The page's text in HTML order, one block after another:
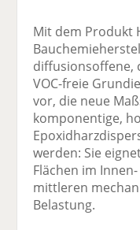
Mit dem Produkt
diffusionsoffene,
VOC-freie
vor, die neue
komponentige,
werden: Sie
Flächen im
mittleren
Belastung.